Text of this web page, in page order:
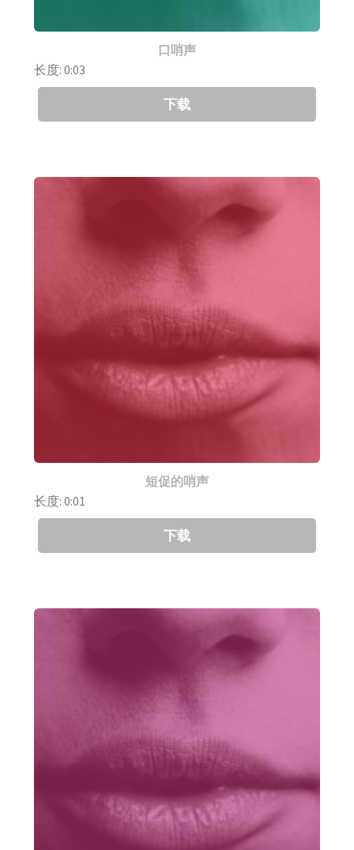
口哨声
长度: 0:03
下载
短促的哨声
长度: 0:01
下载